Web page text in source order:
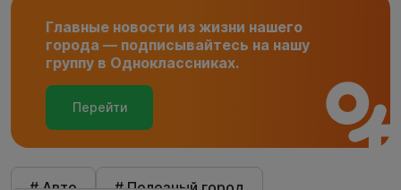
Главные новости из жизни нашего
города — подписывайтесь на нашу
группу в Одноклассниках.
Перейти